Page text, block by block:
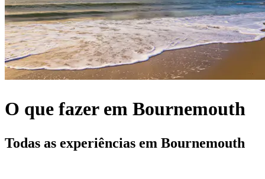
O que fazer em Bournemouth
Todas as experiências em Bournemouth